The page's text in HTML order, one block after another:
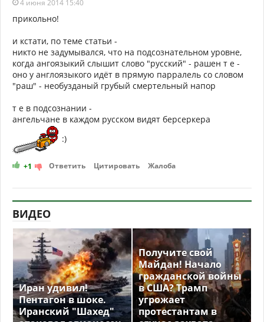
4 июня 2014 15:40
прикольно!
и кстати, по теме статьи -
никто не задумывался, что на подсознательном уровне,
когда ангоязыкий слышит слово "русский" - рашен т е -
оно у англоязыкого идёт в прямую парралель со словом
"раш" - необузданый грубый смертельный напор
т е в подсознании -
ангельчане в каждом русском видят берсеркера
:)
+1 Ответить Цитировать Жалоба
ВИДЕО
Иран удивил!
Пентагон в шоке.
Иранский "Шахед"
Получите свой
Майдан! Начало
гражданской войны
в США? Трамп
угрожает
протестантам в